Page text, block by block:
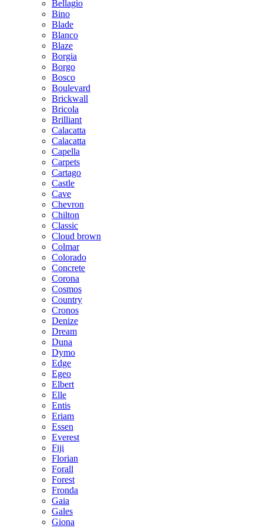
Bellagio
Bino
Blade
Blanco
Blaze
Borgia
Borgo
Bosco
Boulevard
Brickwall
Bricola
Brilliant
Calacatta
Calacatta
Capella
Carpets
Cartago
Castle
Cave
Chevron
Chilton
Classic
Cloud brown
Colmar
Colorado
Concrete
Corona
Cosmos
Country
Cronos
Denize
Dream
Duna
Dymo
Edge
Egeo
Elbert
Elle
Entis
Eriam
Essen
Everest
Fiji
Florian
Forall
Forest
Fronda
Gaia
Gales
Giona